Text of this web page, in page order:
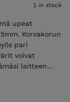
1 in stock
upeat
Korvakorun
pari
voivat
laitteen